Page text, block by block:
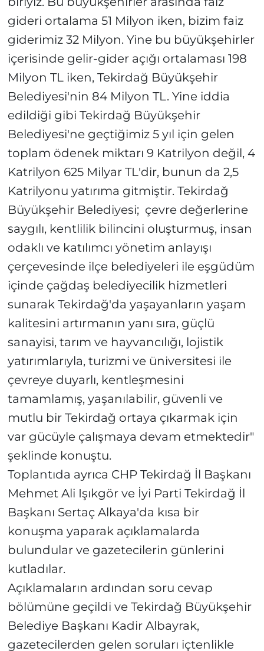
gideri ortalama 51 Milyon iken, bizim faiz
giderimiz 32 Milyon. Yine bu büyükşehirler
içerisinde gelir-gider açığı ortalaması 198
Milyon TL iken, Tekirdağ Büyükşehir
Belediyesi'nin 84 Milyon TL. Yine iddia
edildiği gibi Tekirdağ Büyükşehir
Belediyesi'ne geçtiğimiz 5 yıl için gelen
toplam ödenek miktarı 9 Katrilyon değil, 4
Katrilyon 625 Milyar TL'dir, bunun da 2,5
Katrilyonu yatırıma gitmiştir. Tekirdağ
Büyükşehir Belediyesi; çevre değerlerine
saygılı, kentlilik bilincini oluşturmuş, insan
odaklı ve katılımcı yönetim anlayışı
çerçevesinde ilçe belediyeleri ile eşgüdüm
içinde çağdaş belediyecilik hizmetleri
sunarak Tekirdağ'da yaşayanların yaşam
kalitesini artırmanın yanı sıra, güçlü
sanayisi, tarım ve hayvancılığı, lojistik
yatırımlarıyla, turizmi ve üniversitesi ile
çevreye duyarlı, kentleşmesini
tamamlamış, yaşanılabilir, güvenli ve
mutlu bir Tekirdağ ortaya çıkarmak için
var gücüyle çalışmaya devam etmektedir"
şeklinde konuştu.
Toplantıda ayrıca CHP Tekirdağ İl Başkanı
Mehmet Ali Işıkgör ve İyi Parti Tekirdağ İl
Başkanı Sertaç Alkaya'da kısa bir
konuşma yaparak açıklamalarda
bulundular ve gazetecilerin günlerini
kutladılar.
Açıklamaların ardından soru cevap
bölümüne geçildi ve Tekirdağ Büyükşehir
Belediye Başkanı Kadir Albayrak,
gazetecilerden gelen soruları içtenlikle